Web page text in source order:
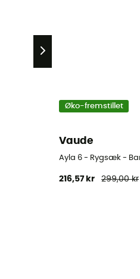
Øko-fremstillet
Vaude
Ayla 6 - Rygsæk -
216,57 kr 299,00 kr